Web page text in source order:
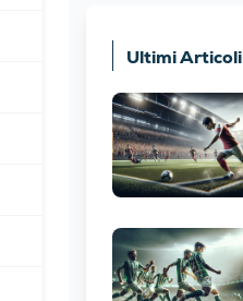
Ultimi Articoli